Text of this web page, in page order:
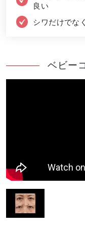
良い
シワだけでな
ベビー